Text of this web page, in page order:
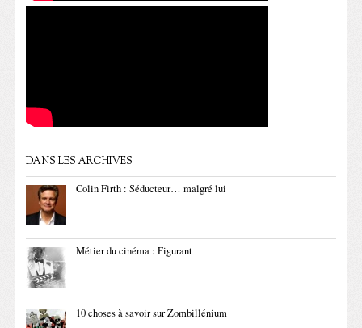
DANS LES ARCHIVES
Colin Firth : Séducteur… malgré lui
Métier du cinéma : Figurant
10 choses à savoir sur Zombillénium